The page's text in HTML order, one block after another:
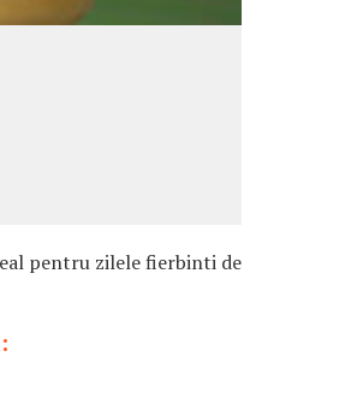
pentru zilele fierbinti de